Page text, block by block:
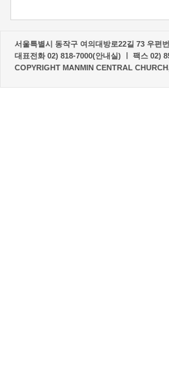
서울특별시 동작구 여의대방로22길 73 우
대표전화 02) 818-7000(안내실) ㅣ 팩스 02)
COPYRIGHT MANMIN CENTRAL